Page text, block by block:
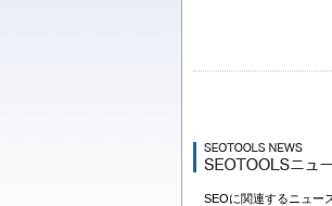
SEOに関連するニュー